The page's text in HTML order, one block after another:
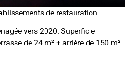
de restauration.
vers 2020. Superficie
de 24 m² + arrière de 150 m².